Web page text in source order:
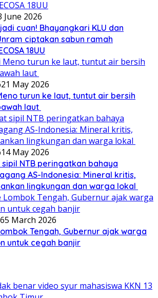
June 2026
cuan! Bhayangkari KLU dan
ciptakan sabun ramah
18UU
21 May 2026
turun ke laut, tuntut air bersih
laut
14 May 2026
NTB peringatkan bahaya
AS-Indonesia: Mineral kritis,
lingkungan dan warga lokal
5 March 2026
Tengah, Gubernur ajak warga
untuk cegah banjir